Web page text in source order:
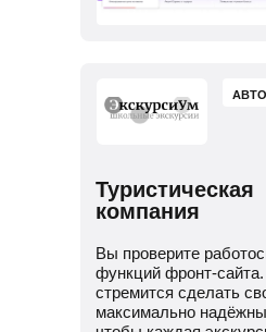
Туристическая
компания
Вы проверите
функций фронт-
стремится сделать
максимально